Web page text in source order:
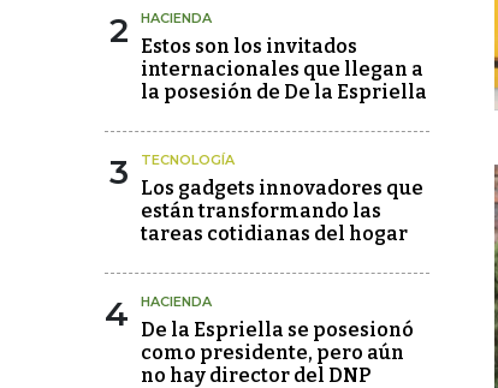
2 HACIENDA
Estos son los invitados
internacionales que llegan a
la posesión de De la Espriella
3 TECNOLOGÍA
Los gadgets innovadores que
están transformando las
tareas cotidianas del hogar
4 HACIENDA
De la Espriella se posesionó
como presidente, pero aún
no hay director del DNP